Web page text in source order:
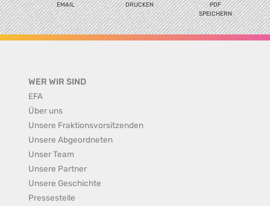
EMAIL DRUCKEN
PDF
SPEICHERN
WER WIR SIND
EFA
Über uns
Unsere Fraktionsvorsitzenden
Unsere Abgeordneten
Unser Team
Unsere Partner
Unsere Geschichte
Pressestelle